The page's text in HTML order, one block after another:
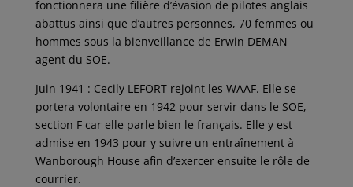
fonctionnera une filière d’évasion de pilotes anglais
abattus ainsi que d’autres personnes, 70 femmes ou
hommes sous la bienveillance de Erwin DEMAN
agent du SOE.
Juin 1941 : Cecily LEFORT rejoint les WAAF. Elle se
portera volontaire en 1942 pour servir dans le SOE,
section F car elle parle bien le français. Elle y est
admise en 1943 pour y suivre un entraînement à
Wanborough House afin d’exercer ensuite le rôle de
courrier.